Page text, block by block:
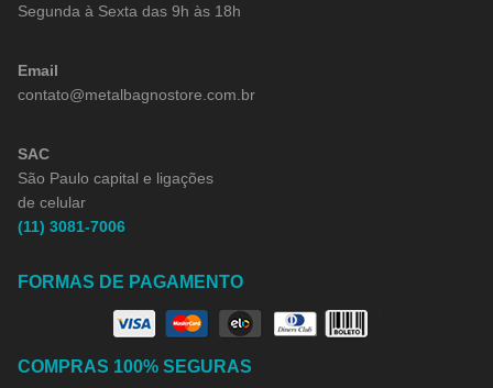
Segunda à Sexta das 9h às 18h
Email
contato@metalbagnostore.com.br
SAC
São Paulo capital e ligações
de celular
(11) 3081-7006
FORMAS DE PAGAMENTO
COMPRAS 100% SEGURAS